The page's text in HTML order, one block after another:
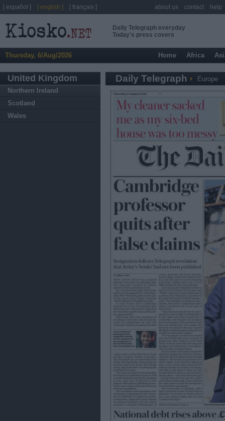
Daily Telegraph everyday
Today's press covers
Thursday, 6/Aug/2026 Home Africa
United Kingdom
Northern Ireland
Scotland
Wales
Daily Telegraph Europe
[ español ] [ english ] [ français ] about us contact help